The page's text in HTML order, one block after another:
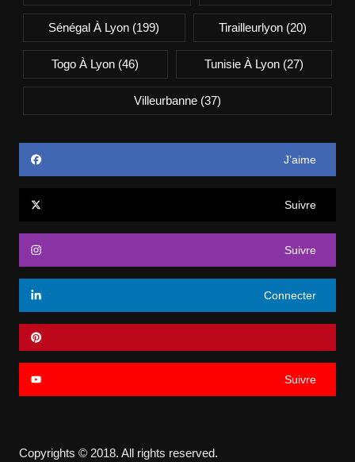
Sénégal À Lyon (199) Tirailleurlyon(20)
Togo À Lyon (46) Tunisie À Lyon(27)
Villeurbanne(37)
J’aime
Suivre
Suivre
Connecter
Suivre
Copyrights © 2018. All rights reserved.